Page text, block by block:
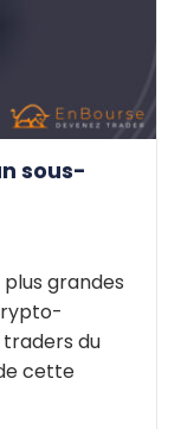
sous-
plus grandes
traders du
cette